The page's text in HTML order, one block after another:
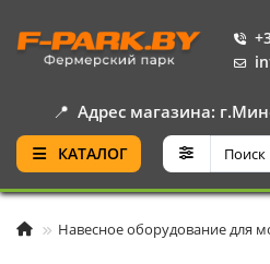
📍 Адрес магазина:
КАТАЛОГ
Навесное оборудование для